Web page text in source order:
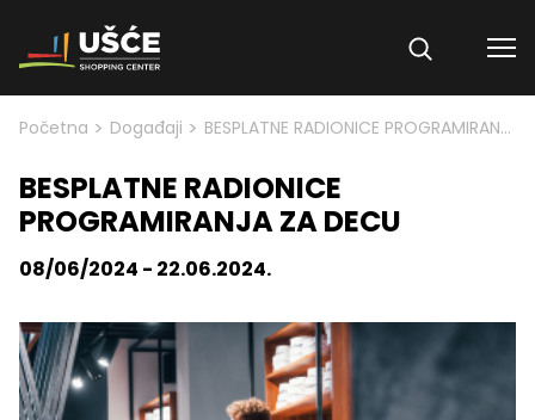
Skip to content
Početna > Događaji > BESPLATNE RADIONICE PROGRAMIRANJA ZA DECU
BESPLATNE RADIONICE
PROGRAMIRANJA ZA DECU
08/06/2024 - 22.06.2024.